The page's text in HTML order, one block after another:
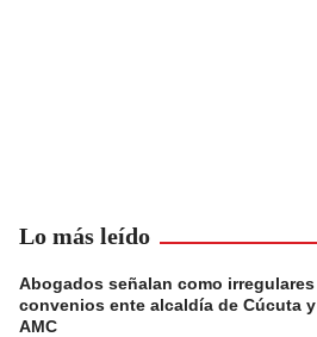
Lo más leído
Abogados señalan como irregulares
convenios ente alcaldía de Cúcuta y
AMC